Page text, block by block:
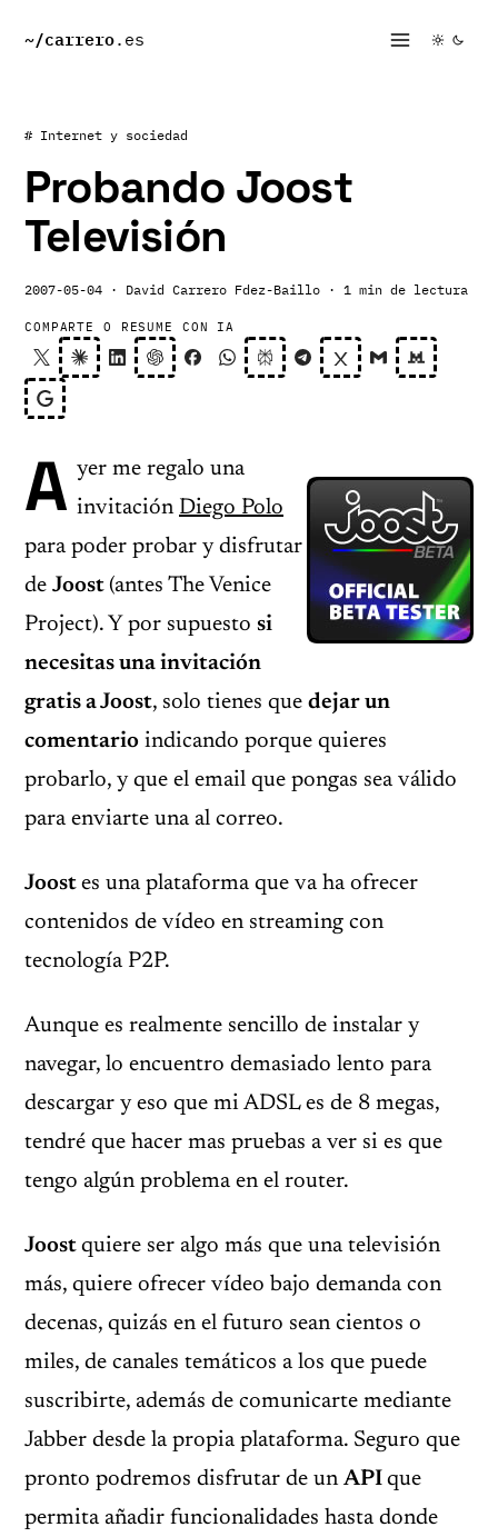
~/carrero.es
# Internet y sociedad
Probando Joost
Televisión
2007-05-04 · David Carrero Fdez-Baillo · 1 min de lectura
COMPARTE O RESUME CON IA
A yer me regalo una
invitación Diego Polo
para poder probar y disfrutar
de Joost (antes The Venice
Project). Y por supuesto si
necesitas una invitación
gratis a Joost, solo tienes que dejar un
comentario indicando porque quieres
probarlo, y que el email que pongas sea válido
para enviarte una al correo.
Joost es una plataforma que va ha ofrecer
contenidos de vídeo en streaming con
tecnología P2P.
Aunque es realmente sencillo de instalar y
navegar, lo encuentro demasiado lento para
descargar y eso que mi ADSL es de 8 megas,
tendré que hacer mas pruebas a ver si es que
tengo algún problema en el router.
Joost quiere ser algo más que una televisión
más, quiere ofrecer vídeo bajo demanda con
decenas, quizás en el futuro sean cientos o
miles, de canales temáticos a los que puede
suscribirte, además de comunicarte mediante
Jabber desde la propia plataforma. Seguro que
pronto podremos disfrutar de un API que
permita añadir funcionalidades hasta donde